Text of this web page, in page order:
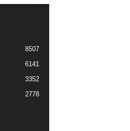
8507
6141
3352
2778